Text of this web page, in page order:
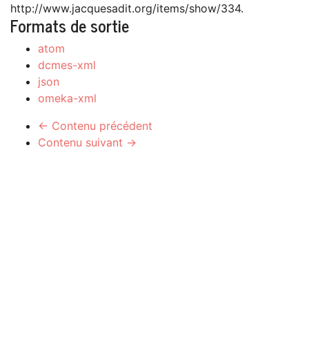
http://www.jacquesadit.org/items/show/334.
Formats de sortie
atom
dcmes-xml
json
omeka-xml
← Contenu précédent
Contenu suivant →